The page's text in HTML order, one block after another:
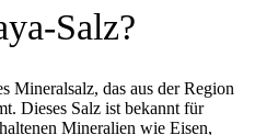
Salz?
Mineralsalz, das aus der Region
Dieses Salz ist bekannt für
Mineralien wie Eisen,